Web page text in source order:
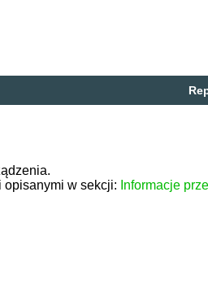
opisanymi w sekcji: Informacje